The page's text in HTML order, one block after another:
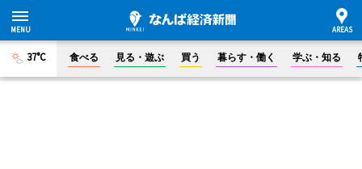
37°C 食べる 見る・遊ぶ 買う 暮らす・働く 学ぶ・知る